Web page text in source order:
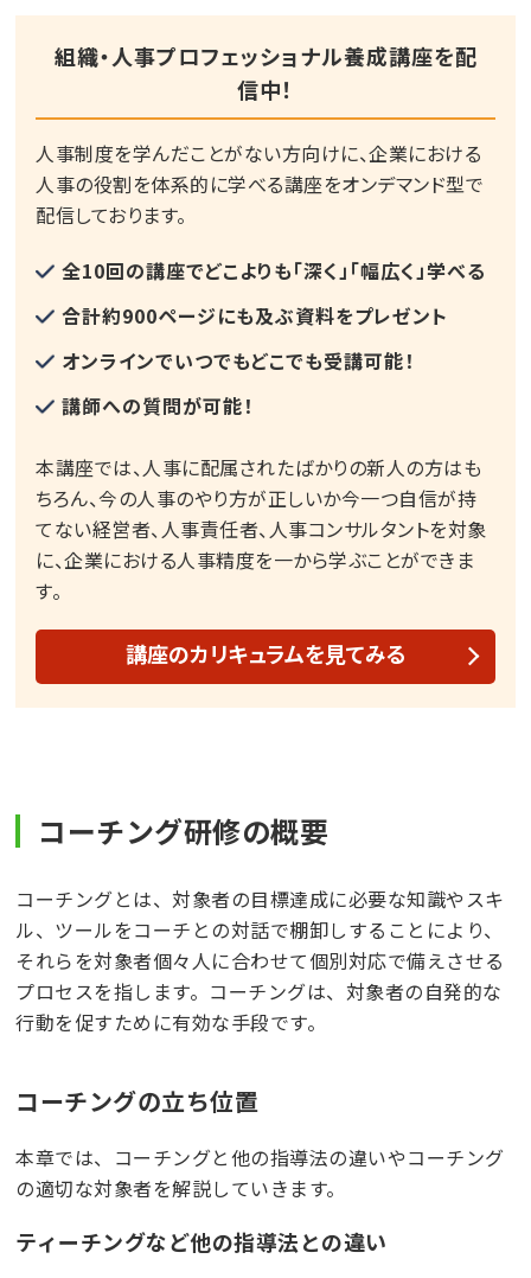
組織・人事プロフェッショナル養成講座を配
信中！
人事制度を学んだことがない方向けに、企業における
人事の役割を体系的に学べる講座をオンデマンド型で
配信しております。
全10回の講座でどこよりも「深く」「幅広く」学べる
合計約900ページにも及ぶ資料をプレゼント
オンラインでいつでもどこでも受講可能！
講師への質問が可能！
本講座では、人事に配属されたばかりの新人の方はも
ちろん、今の人事のやり方が正しいか今一つ自信が持
てない経営者、人事責任者、人事コンサルタントを対象
に、企業における人事精度を一から学ぶことができま
す。
講座のカリキュラムを見てみる
コーチング研修の概要
コーチングとは、対象者の目標達成に必要な知識やスキ
ル、ツールをコーチとの対話で棚卸しすることにより、
それらを対象者個々人に合わせて個別対応で備えさせる
プロセスを指します。コーチングは、対象者の自発的な
行動を促すために有効な手段です。
コーチングの立ち位置
本章では、コーチングと他の指導法の違いやコーチング
の適切な対象者を解説していきます。
ティーチングなど他の指導法との違い